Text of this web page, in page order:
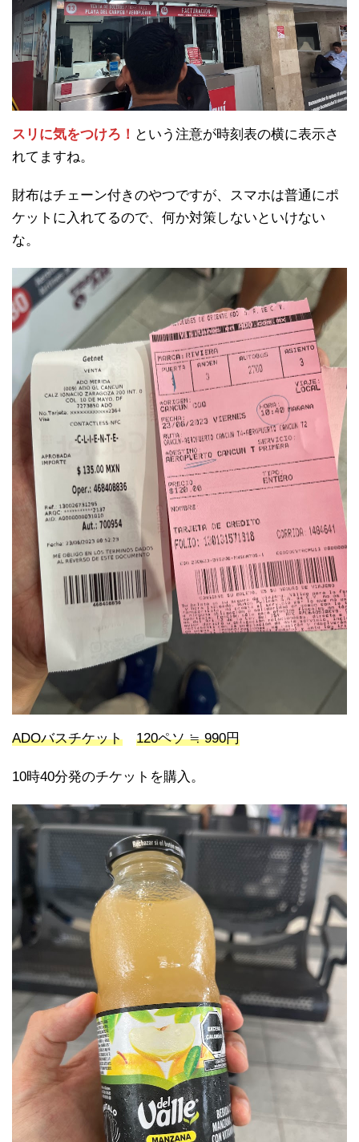
スリに気をつけろ！ という注意が時刻表の横に表示さ
れてますね。
財布はチェーン付きのやつですが、スマホは普通にポ
ケットに入れてるので、何か対策しないといけない
な。
ADOバスチケット 120ペソ ≒ 990円
10時40分発のチケットを購入。